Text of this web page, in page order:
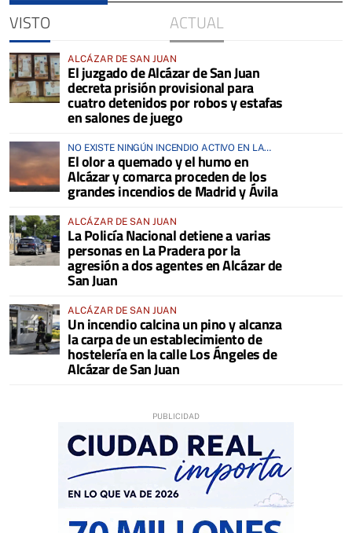
VISTO ACTUAL
ALCÁZAR DE SAN JUAN
El juzgado de Alcázar de San Juan
decreta prisión provisional para
cuatro detenidos por robos y estafas
en salones de juego
NO EXISTE NINGÚN INCENDIO ACTIVO EN LA
COMARCA
El olor a quemado y el humo en
Alcázar y comarca proceden de los
grandes incendios de Madrid y Ávila
ALCÁZAR DE SAN JUAN
La Policía Nacional detiene a varias
personas en La Pradera por la
agresión a dos agentes en Alcázar de
San Juan
ALCÁZAR DE SAN JUAN
Un incendio calcina un pino y alcanza
la carpa de un establecimiento de
hostelería en la calle Los Ángeles de
Alcázar de San Juan